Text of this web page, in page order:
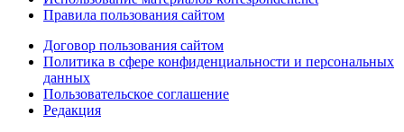
Правила пользования сайтом
Договор пользования сайтом
Политика в сфере конфиденциальности и персональных
данных
Пользовательское соглашение
Редакция